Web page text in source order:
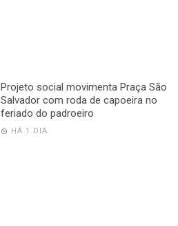
Projeto social movimenta Praça São
Salvador com roda de capoeira no
feriado do padroeiro
HÁ 1 DIA